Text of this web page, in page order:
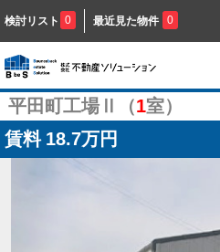
検討リスト 0 最近見た物件 0
平田町工場Ⅱ（1室）
賃料 18.7万円